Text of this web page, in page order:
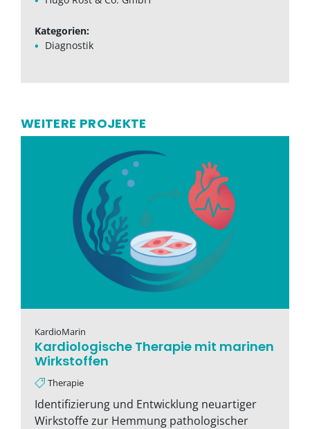
Kategorien:
Diagnostik
WEITERE PROJEKTE
KardioMarin
Kardiologische Therapie mit marinen
Wirkstoffen
Therapie
Identifizierung und Entwicklung neuartiger
Wirkstoffe zur Hemmung pathologischer